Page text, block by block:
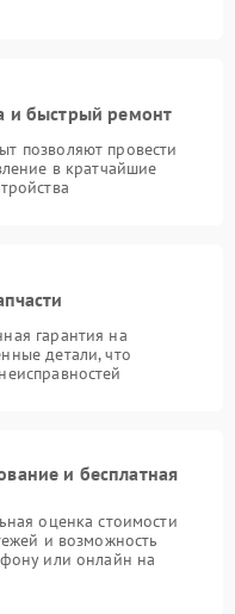
и быстрый ремонт
позволяют провести
в кратчайшие
гарантия на
детали, что
и бесплатная
оценка стоимости
и возможность
или онлайн на